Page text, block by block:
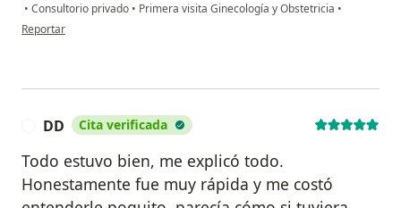
• Consultorio privado • Primera visita Ginecología y Obstetricia •
en opinión del usuario MG
Reportar
DD Cita verificada
Todo estuvo bien, me explicó todo.
Honestamente fue muy rápida y me costó